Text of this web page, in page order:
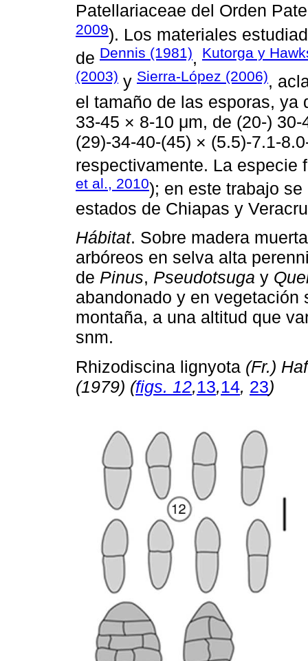
Patellariaceae del Orden
2009). Los materiales
de Dennis (1981), Kutorga y
(2003) y Sierra-López (2006),
el tamaño de las esporas, ya
33-45 × 8-10 μm, de (20-)
(29)-34-40-(45) × (5.5)-7.1-
respectivamente. La especie
et al., 2010); en este trabajo
estados de Chiapas y
Hábitat. Sobre madera
arbóreos en selva alta
de Pinus, Pseudotsuga y
abandonado y en
montaña, a una altitud que
snm.
Rhizodiscina lignyota (Fr.)
(1979) (figs. 12,13,14, 23)